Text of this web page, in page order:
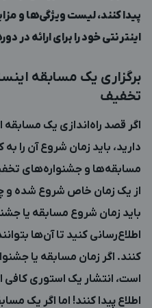
پیدا کنند، لیست ویژگی‌ها و
اینترنتی خود را برای ارائه در
برگزاری یک مسابقه
تخفیف
اگر قصد راه‌اندازی یک مسابقه
دارید، باید زمان شروع آن را
مسابقه‌ها و جشنواره‌های
از یک زمان خاص شروع شده و
باید زمان شروع مسابقه یا
اطلاع‌رسانی کنید تا آن‌ها
کنند. اگر زمان مسابقه یا
است، انتشار یک استوری کافی
اطلاع پیدا کنند! اما اگر یک